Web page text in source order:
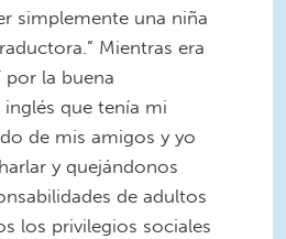
simplemente una niña
Mientras era
por la buena
que tenía mi
de mis amigos y yo
y quejándonos
de adultos
los privilegios sociales